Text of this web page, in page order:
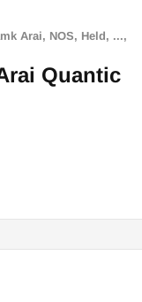
Arai, NOS, Held, ...,
Quantic